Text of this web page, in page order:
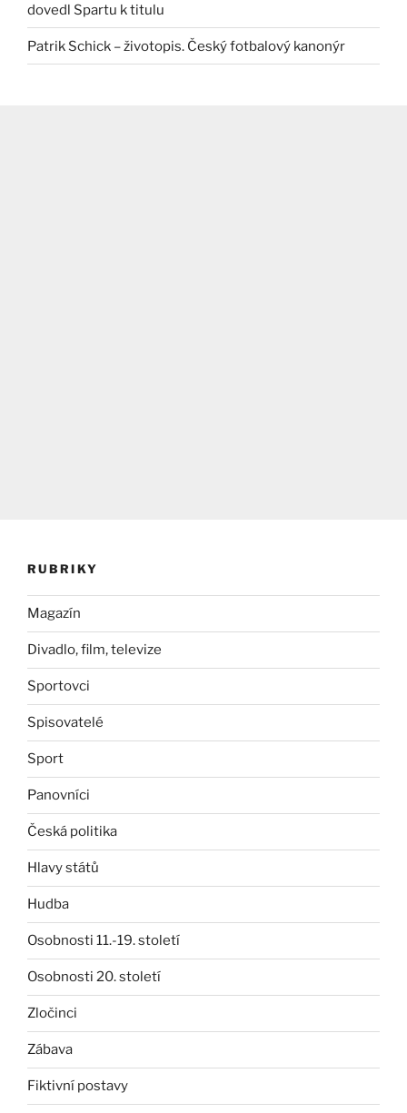
dovedl Spartu k titulu
Patrik Schick – životopis. Český fotbalový kanonýr
RUBRIKY
Magazín
Divadlo, film, televize
Sportovci
Spisovatelé
Sport
Panovníci
Česká politika
Hlavy států
Hudba
Osobnosti 11.-19. století
Osobnosti 20. století
Zločinci
Zábava
Fiktivní postavy